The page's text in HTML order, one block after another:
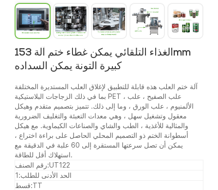
الغذاء التلقائي يمكن غطاء ختم آلة 153mm
كبيرة التونة يمكن السداده
آلة ختم العلب هذه قابلة للتطبيق لإغلاق العلب المستديرة المختلفة
بما في ذلك الزجاجات البلاستيكية PET ، علب الصفيح ، علب
الألمنيوم ، علب الورق ، وما إلى ذلك. تتميز بتصميم متقدم وهيكل
معقول وتشغيل سهل ، وهي معدات التعبئة والتغليف الضرورية
والمثالية للأغذية ، الطب والشاي والصناعات الكيماوية. مع هيكل
أسطوانة الختم ذو التصميم المحلي الحاصل على براءة اختراع ،
يمكن أن تصل سرعتها المستقرة إلى 60 علبة في الدقيقة مع
استهلاك أقل للطاقة.
رقم الصنف:UT122
الحد الأدنى للطلب:1
قسط:TT